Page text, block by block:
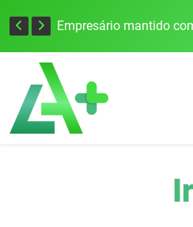
Empresário mantido